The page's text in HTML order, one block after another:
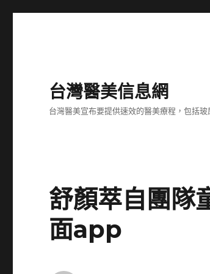
台灣醫美信息網
台灣醫美宣布要提供速效的醫美療程，包括
舒顏萃自團隊
面app